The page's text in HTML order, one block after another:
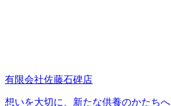
有限会社佐藤石碑店
想いを大切に、新たな供養のかたちへ